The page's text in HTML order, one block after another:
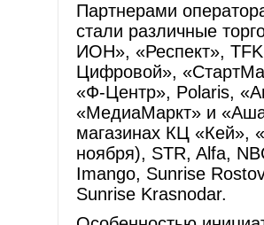
Партнерами
стали различные
ИОН», «Респект»,
Цифровой»,
«Ф-Центр», Polaris,
«МедиаМаркт» и
магазинах КЦ «Кей»,
ноября), STR, Alfa,
Imango, Sunrise
Sunrise Krasnodar.